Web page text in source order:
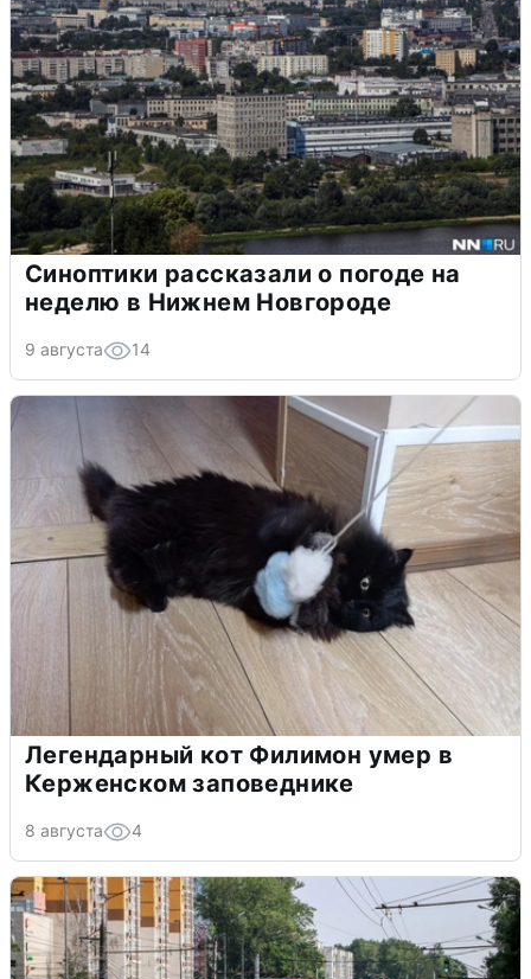
Синоптики рассказали о погоде на
неделю в Нижнем Новгороде
9 августа 14
Легендарный кот Филимон умер в
Керженском заповеднике
8 августа 4